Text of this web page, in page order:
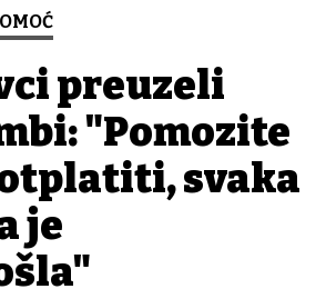
preuzeli
"Pomozite
svaka
je